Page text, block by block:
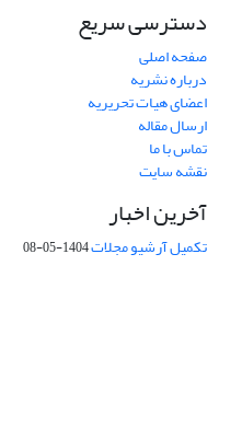
دسترسی سریع
صفحه اصلی
درباره نشریه
اعضای هیات تحریریه
ارسال مقاله
تماس با ما
نقشه سایت
آخرین اخبار
تکمیل آرشیو مجلات1404-05-08